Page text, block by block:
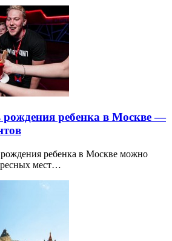
рождения ребенка в Москве —
ребенка в Москве можно
мест…